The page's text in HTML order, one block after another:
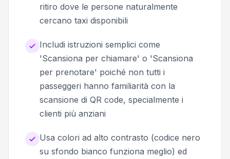
ritiro dove le persone naturalmente
cercano taxi disponibili
Includi istruzioni semplici come
'Scansiona per chiamare' o 'Scansiona
per prenotare' poiché non tutti i
passeggeri hanno familiarità con la
scansione di QR code, specialmente i
clienti più anziani
Usa colori ad alto contrasto (codice nero
su sfondo bianco funziona meglio) ed